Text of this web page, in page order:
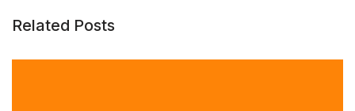
Related Posts